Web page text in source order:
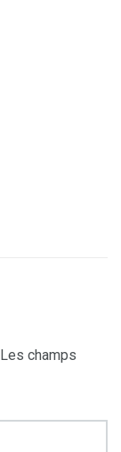
Les champs